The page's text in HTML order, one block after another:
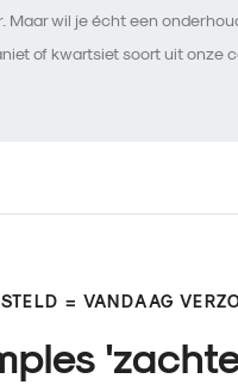
Maar wil je écht een
of kwartsiet soort uit onze
= VANDAAG